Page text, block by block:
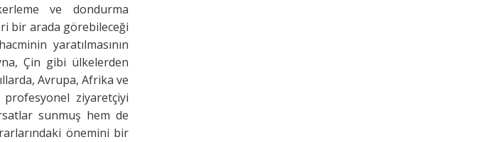
ve dondurma
bir arada görebileceği
yaratılmasının
Çin gibi ülkelerden
Avrupa, Afrika ve
ziyaretçiyi
sunmuş hem de
önemini bir